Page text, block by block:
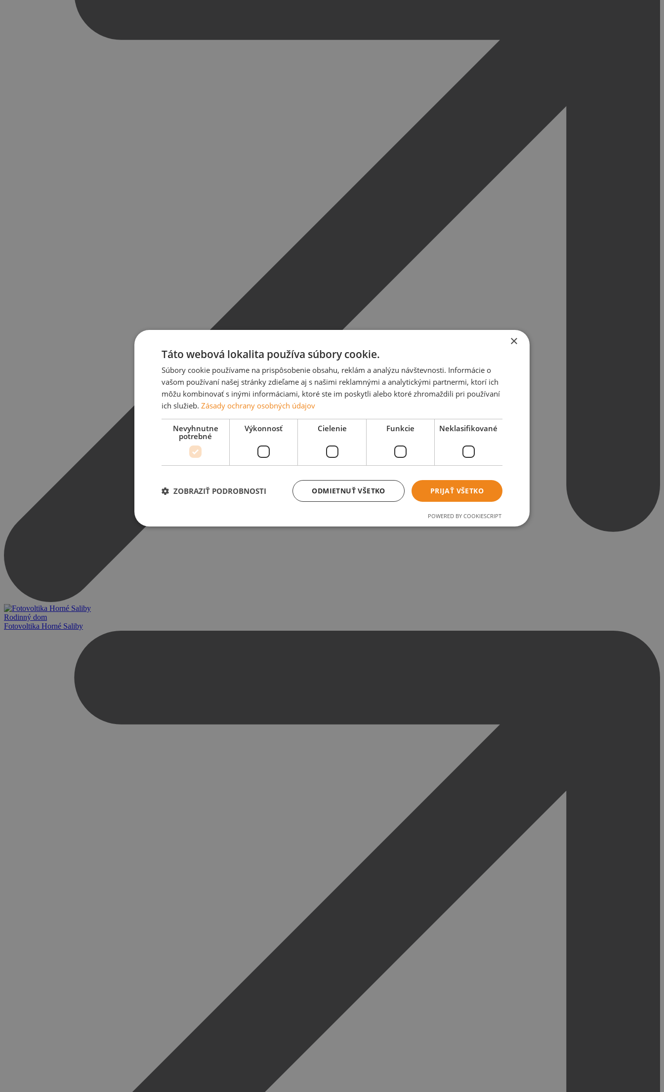
Rodinný dom
Fotovoltika Horné Saliby
×
Táto webová lokalita používa súbory cookie.
Súbory cookie používame na prispôsobenie obsahu, reklám a analýzu návštevnosti. Informácie o
vašom používaní našej stránky zdieľame aj s našimi reklamnými a analytickými partnermi, ktorí ich
môžu kombinovať s inými informáciami, ktoré ste im poskytli alebo ktoré zhromaždili pri používaní
ich služieb. Zásady ochrany osobných údajov
Nevyhnutne
potrebné
Výkonnosť Cielenie Funkcie Neklasifikované
PRIJAŤ VŠETKO
ODMIETNUŤ VŠETKO
ZOBRAZIŤ PODROBNOSTI
POWERED BY COOKIESCRIPT